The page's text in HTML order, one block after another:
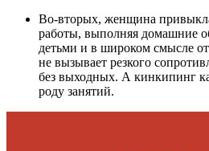
Во-вторых, женщина
работы, выполняя домашние
детьми и в широком смысле
не вызывает резкого
без выходных. А кинкипинг
роду занятий.